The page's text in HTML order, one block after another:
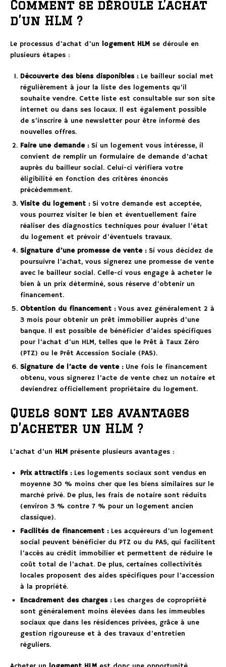
Comment se déroule l’achat
d’un HLM ?
Le processus d’achat d’un logement HLM se déroule en
plusieurs étapes :
Découverte des biens disponibles :Le bailleur social met
régulièrement à jour la liste des logements qu’il
souhaite vendre. Cette liste est consultable sur son site
internet ou dans ses locaux. Il est également possible
de s’inscrire à une newsletter pour être informé des
nouvelles offres.
Faire une demande :Si un logement vous intéresse, il
convient de remplir un formulaire de demande d’achat
auprès du bailleur social. Celui-ci vérifiera votre
éligibilité en fonction des critères énoncés
précédemment.
Visite du logement :Si votre demande est acceptée,
vous pourrez visiter le bien et éventuellement faire
réaliser des diagnostics techniques pour évaluer l’état
du logement et prévoir d’éventuels travaux.
Signature d’une promesse de vente :Si vous décidez de
poursuivre l’achat, vous signerez une promesse de vente
avec le bailleur social. Celle-ci vous engage à acheter le
bien à un prix déterminé, sous réserve d’obtenir un
financement.
Obtention du financement :Vous avez généralement 2 à
3 mois pour obtenir un prêt immobilier auprès d’une
banque. Il est possible de bénéficier d’aides spécifiques
pour l’achat d’un HLM, telles que le Prêt à Taux Zéro
(PTZ) ou le Prêt Accession Sociale (PAS).
Signature de l’acte de vente :Une fois le financement
obtenu, vous signerez l’acte de vente chez un notaire et
deviendrez officiellement propriétaire du logement.
Quels sont les avantages
d’acheter un HLM ?
L’achat d’un HLM présente plusieurs avantages :
Prix attractifs :Les logements sociaux sont vendus en
moyenne 30 % moins cher que les biens similaires sur le
marché privé. De plus, les frais de notaire sont réduits
(environ 3 % contre 7 % pour un logement ancien
classique).
Facilités de financement :Les acquéreurs d’un logement
social peuvent bénéficier du PTZ ou du PAS, qui facilitent
l’accès au crédit immobilier et permettent de réduire le
coût total de l’achat. De plus, certaines collectivités
locales proposent des aides spécifiques pour l’accession
à la propriété.
Encadrement des charges :Les charges de copropriété
sont généralement moins élevées dans les immeubles
sociaux que dans les résidences privées, grâce à une
gestion rigoureuse et à des travaux d’entretien
réguliers.